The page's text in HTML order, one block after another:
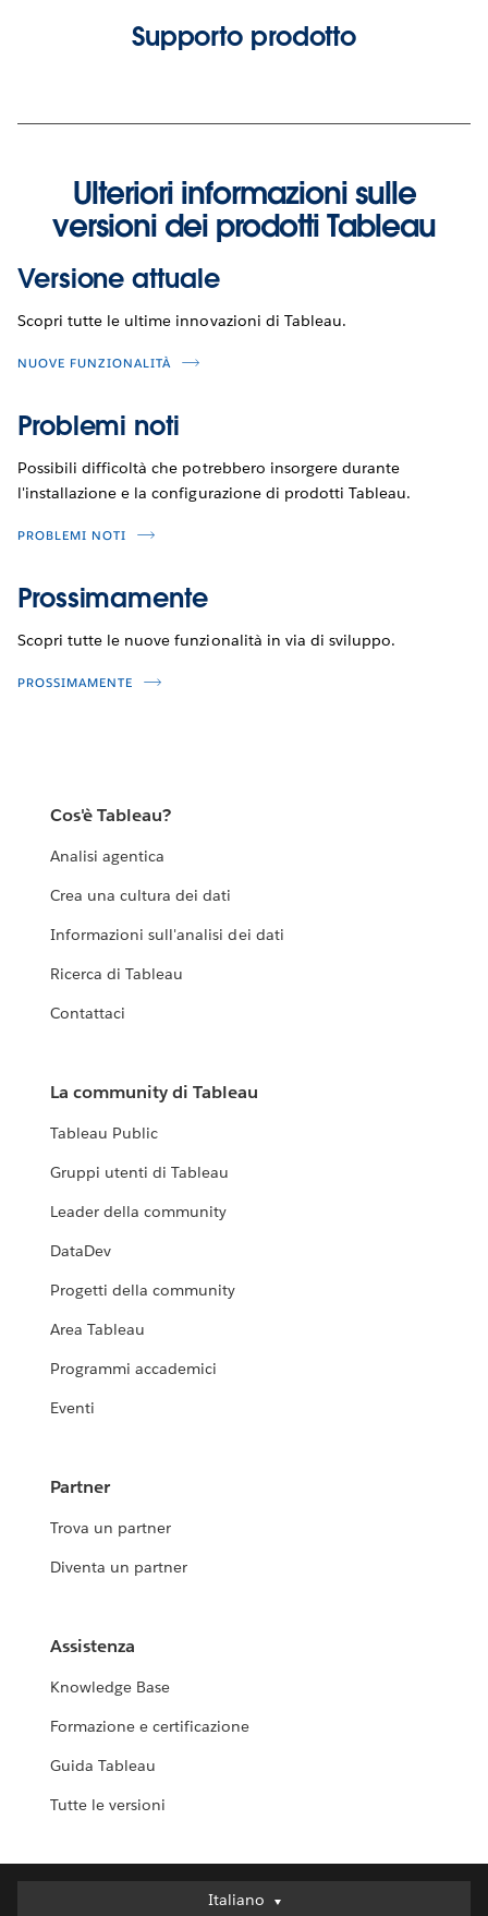
Supporto prodotto
Ulteriori informazioni sulle
versioni dei prodotti Tableau
Versione attuale
Scopri tutte le ultime innovazioni di Tableau.
NUOVE FUNZIONALITÀ
Problemi noti
Possibili difficoltà che potrebbero insorgere durante
l'installazione e la configurazione di prodotti Tableau.
PROBLEMI NOTI
Prossimamente
Scopri tutte le nuove funzionalità in via di sviluppo.
PROSSIMAMENTE
Cos'è Tableau?
Analisi agentica
Crea una cultura dei dati
Informazioni sull'analisi dei dati
Ricerca di Tableau
Contattaci
La community di Tableau
Tableau Public
Gruppi utenti di Tableau
Leader della community
DataDev
Progetti della community
Area Tableau
Programmi accademici
Eventi
Partner
Trova un partner
Diventa un partner
Assistenza
Knowledge Base
Formazione e certificazione
Guida Tableau
Tutte le versioni
Italiano
Italiano